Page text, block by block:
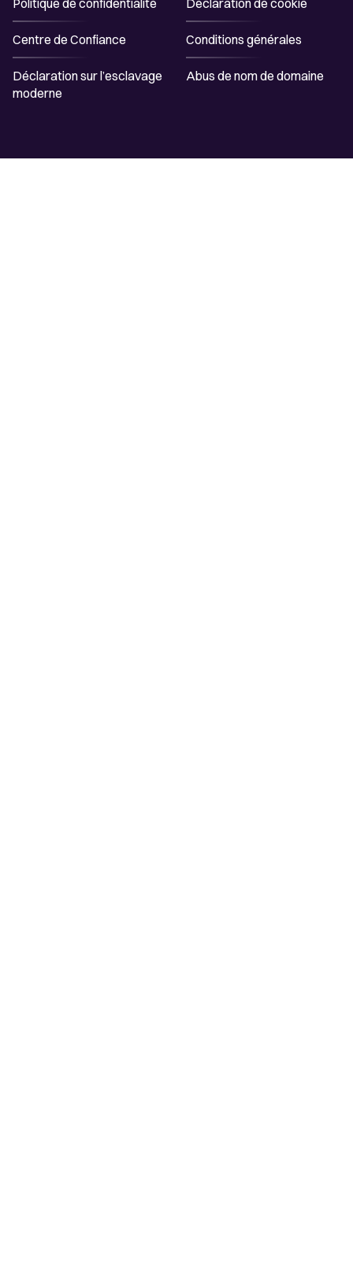
Politique de confidentialité
Déclaration de cookie
Centre de Confiance Conditions générales
Déclaration sur l’esclavage
moderne
Abus de nom de domaine